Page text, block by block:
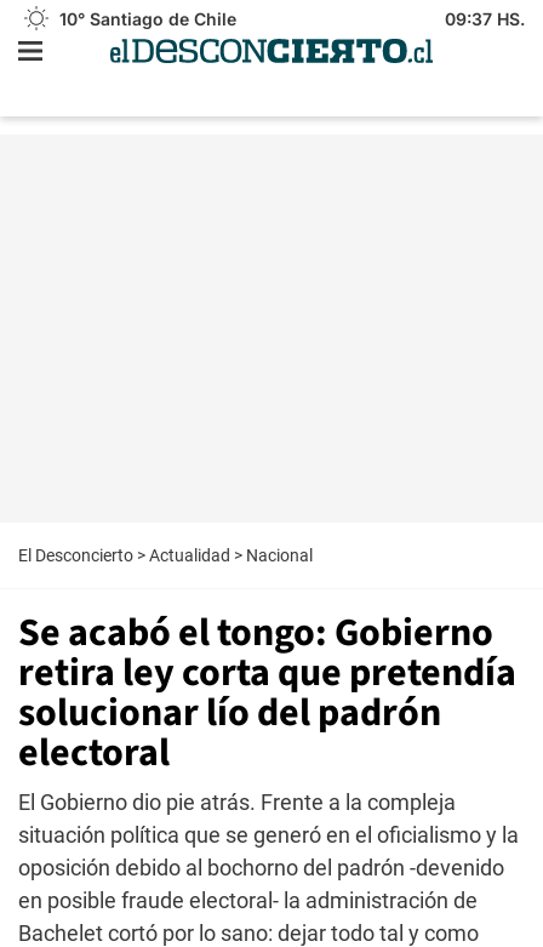
10° Santiago de Chile 09:37 HS.
El Desconcierto >Actualidad > Nacional
Se acabó el tongo: Gobierno
retira ley corta que pretendía
solucionar lío del padrón
electoral
El Gobierno dio pie atrás. Frente a la compleja
situación política que se generó en el oficialismo y la
oposición debido al bochorno del padrón -devenido
en posible fraude electoral- la administración de
Bachelet cortó por lo sano: dejar todo tal y como